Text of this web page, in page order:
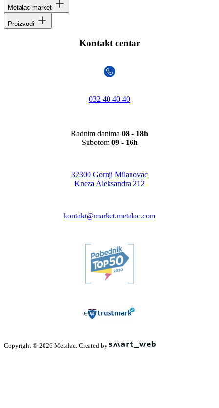
Metalac market
Proizvodi
Kontakt centar
032 40 40 40
Radnim danima 08 - 18h
Subotom 09 - 16h
32300 Gornji Milanovac
Kneza Aleksandra 212
kontakt@market.metalac.com
Copyright © 2026 Metalac. Created by